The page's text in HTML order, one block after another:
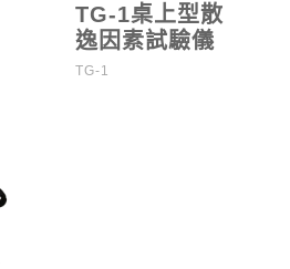
TG-1桌上型散
逸因素試驗儀
TG-1